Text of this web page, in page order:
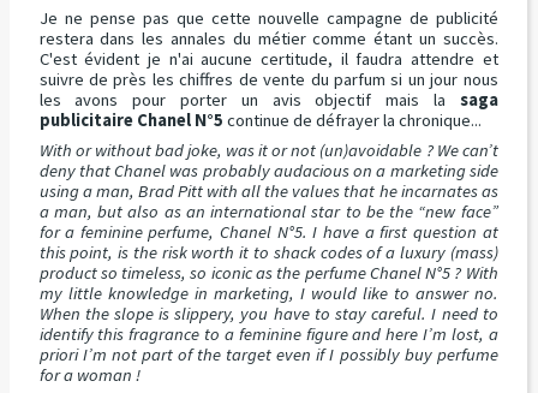
Je ne pense pas que cette nouvelle campagne de publicité
restera dans les annales du métier comme étant un succès.
C'est évident je n'ai aucune certitude, il faudra attendre et
suivre de près les chiffres de vente du parfum si un jour nous
les avons pour porter un avis objectif mais la saga
publicitaire Chanel N°5 continue de défrayer la chronique...
With or without bad joke, was it or not (un)avoidable ? We can’t
deny that Chanel was probably audacious on a marketing side
using a man, Brad Pitt with all the values that he incarnates as
a man, but also as an international star to be the “new face”
for a feminine perfume, Chanel N°5. I have a first question at
this point, is the risk worth it to shack codes of a luxury (mass)
product so timeless, so iconic as the perfume Chanel N°5 ? With
my little knowledge in marketing, I would like to answer no.
When the slope is slippery, you have to stay careful. I need to
identify this fragrance to a feminine figure and here I’m lost, a
priori I’m not part of the target even if I possibly buy perfume
for a woman !